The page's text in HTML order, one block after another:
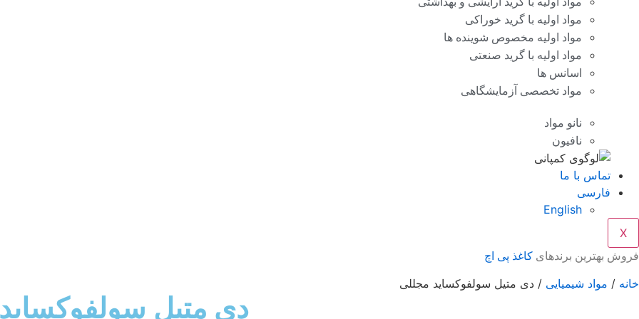
مواد اولیه با گرید خوراکی
مواد اولیه مخصوص شوینده ها
مواد اولیه با گرید صنعتی
اسانس ها
مواد تخصصی آزمایشگاهی
نانو مواد
نافیون
تماس با ما
فارسی
English
X
فروش بهترین برندهای کاغذ پی اچ
خانه / مواد شیمیایی / دی متیل سولفوکساید مجللی
دی متیل